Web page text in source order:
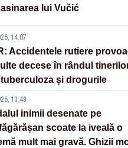
lui Vučić
14:07
Accidentele rutiere
decese în rândul
și drogurile
13:48
inimii desenate pe
scoate la iveală o
mult mai gravă. Ghizii